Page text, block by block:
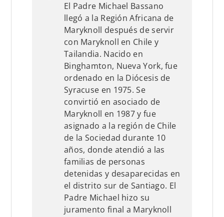
El Padre Michael Bassano
llegó a la Región Africana de
Maryknoll después de servir
con Maryknoll en Chile y
Tailandia. Nacido en
Binghamton, Nueva York, fue
ordenado en la Diócesis de
Syracuse en 1975. Se
convirtió en asociado de
Maryknoll en 1987 y fue
asignado a la región de Chile
de la Sociedad durante 10
años, donde atendió a las
familias de personas
detenidas y desaparecidas en
el distrito sur de Santiago. El
Padre Michael hizo su
juramento final a Maryknoll